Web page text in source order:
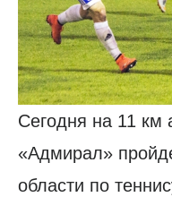
Сегодня на 11 км
«Адмирал»
области по